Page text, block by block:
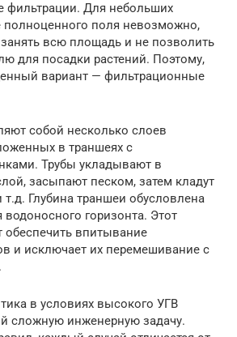
фильтрации. Для небольших
полноценного поля невозможно,
всю площадь и не позволить
для посадки растений. Поэтому,
вариант — фильтрационные
собой несколько слоев
в траншеях с
Трубы укладывают в
засыпают песком, затем кладут
Глубина траншеи обусловлена
водоносного горизонта. Этот
обеспечить впитывание
и исключает их перемешивание с
в условиях высокого УГВ
сложную инженерную задачу.